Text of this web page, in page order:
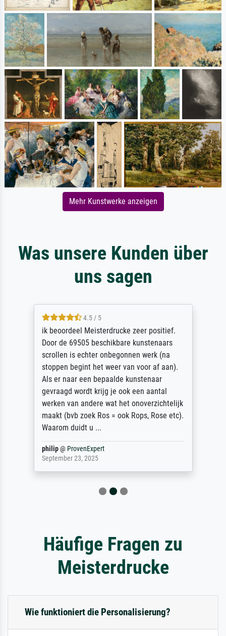
Mehr Kunstwerke anzeigen
Was unsere Kunden über
uns sagen
4.5 / 5
ik beoordeel Meisterdrucke zeer positief.
Door de 69505 beschikbare kunstenaars
scrollen is echter onbegonnen werk (na
stoppen begint het weer van voor af aan).
Als er naar een bepaalde kunstenaar
gevraagd wordt krijg je ook een aantal
werken van andere wat het onoverzichtelijk
maakt (bvb zoek Ros = ook Rops, Rose etc).
Waarom duidt u ...
philip@ ProvenExpert
September 23, 2025
Häufige Fragen zu
Meisterdrucke
Wie funktioniert die Personalisierung?